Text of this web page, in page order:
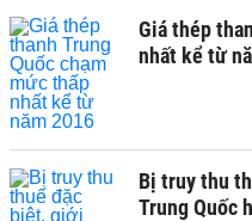
Giá thép
nhất kể từ
Bị truy thu
Trung Quốc